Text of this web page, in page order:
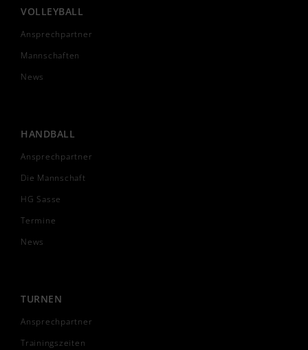
VOLLEYBALL
Ansprechpartner
Mannschaften
News
HANDBALL
Ansprechpartner
Die Mannschaft
HG Sasse
Termine
News
TURNEN
Ansprechpartner
Trainingszeiten